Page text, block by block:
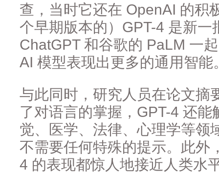
查，当时它还在 OpenAI 的积
个早期版本的）GPT-4 是新一
ChatGPT 和谷歌的 PaLM 一
AI 模型表现出更多的通用智能
与此同时，研究人员在论文摘
了对语言的掌握，GPT-4 还
觉、医学、法律、心理学等领
不需要任何特殊的提示。此外
4 的表现都惊人地接近人类水